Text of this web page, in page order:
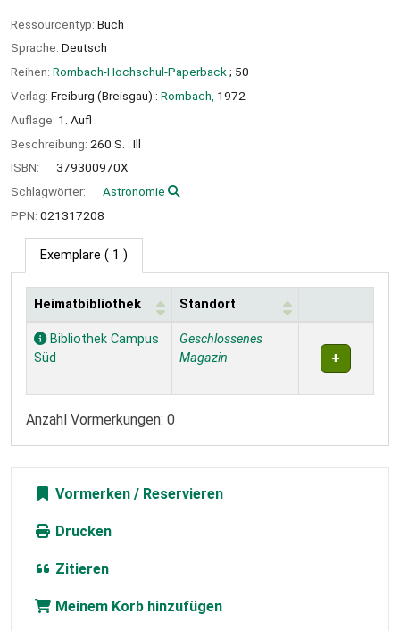
Ressourcentyp: Buch
Sprache: Deutsch
Reihen: Rombach-Hochschul-Paperback ; 50
Verlag: Freiburg (Breisgau) : Rombach, 1972
Auflage: 1. Aufl
Beschreibung: 260 S. : Ill
ISBN:
379300970X
Schlagwörter:
Astronomie
PPN: 021317208
Exemplare ( 1 )
Exemplare
Heimatbibliothek Standort
Bibliothek Campus
Süd
Geschlossenes
Magazin
Anzahl Vormerkungen: 0
Vormerken
Drucken
Zitieren
Meinem Korb hinzufügen